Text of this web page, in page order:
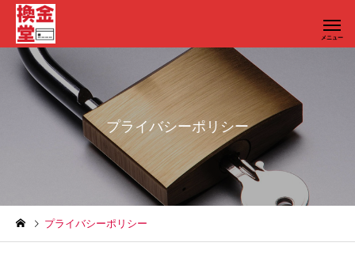
プライバシーポリシー
プライバシーポリシー